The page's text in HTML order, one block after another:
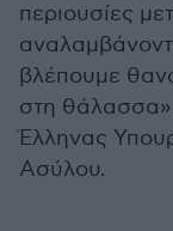
περιουσίες
βλέπουμε
στη
Έλληνας
Ασύλου.